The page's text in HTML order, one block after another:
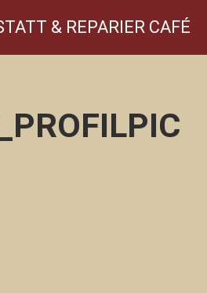
& REPARIER CAFÉ